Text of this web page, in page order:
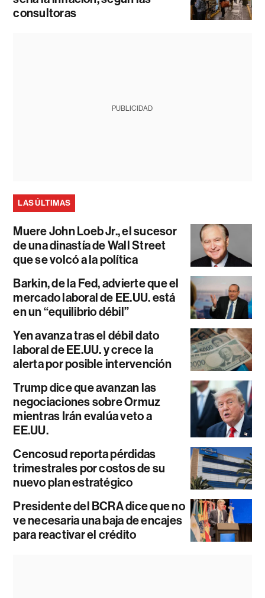
consultoras
PUBLICIDAD
LAS ÚLTIMAS
Muere John Loeb Jr., el sucesor
de una dinastía de Wall Street
que se volcó a la política
Barkin, de la Fed, advierte que el
mercado laboral de EE.UU. está
en un “equilibrio débil”
Yen avanza tras el débil dato
laboral de EE.UU. y crece la
alerta por posible intervención
Trump dice que avanzan las
negociaciones sobre Ormuz
mientras Irán evalúa veto a
EE.UU.
Cencosud reporta pérdidas
trimestrales por costos de su
nuevo plan estratégico
Presidente del BCRA dice que no
ve necesaria una baja de encajes
para reactivar el crédito